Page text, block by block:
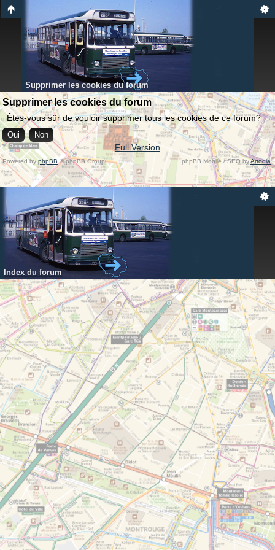
Supprimer les cookies du forum
Supprimer les cookies du forum
Êtes-vous sûr de vouloir supprimer tous les cookies de ce forum?
Full Version
Powered byphpBB © phpBB Group. phpBB Mobile / SEO byArtodia.
Index du forum